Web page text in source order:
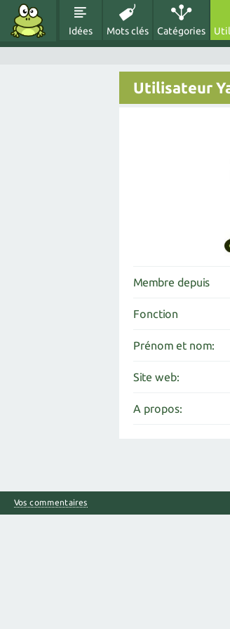
Idées Mots clés Catégories
Utilisateur
Membre depuis
Fonction
Prénom et nom:
Site web:
A propos:
Vos commentaires